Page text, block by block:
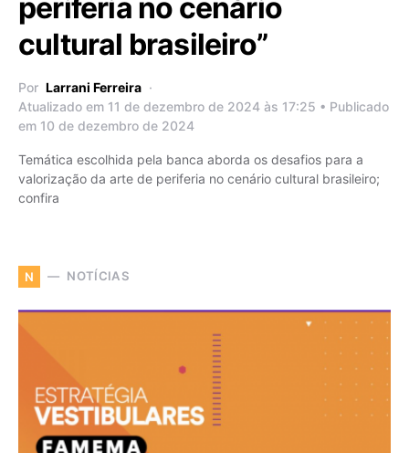
periferia no cenário
cultural brasileiro”
Por Larrani Ferreira
Atualizado em 11 de dezembro de 2024 às 17:25 • Publicado
em 10 de dezembro de 2024
Temática escolhida pela banca aborda os desafios para a
valorização da arte de periferia no cenário cultural brasileiro;
confira
N NOTÍCIAS